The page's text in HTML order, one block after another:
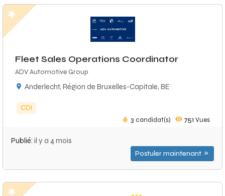
Fleet Sales Operations Coordinator
ADV Automotive Group
Anderlecht, Région de Bruxelles-Capitale, BE
CDI
3 candidat(s) 751 Vues
Publié: il y a 4 mois
Postuler maintenant